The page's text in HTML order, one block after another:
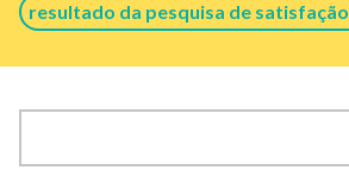
resultado da pesquisa de satisfação